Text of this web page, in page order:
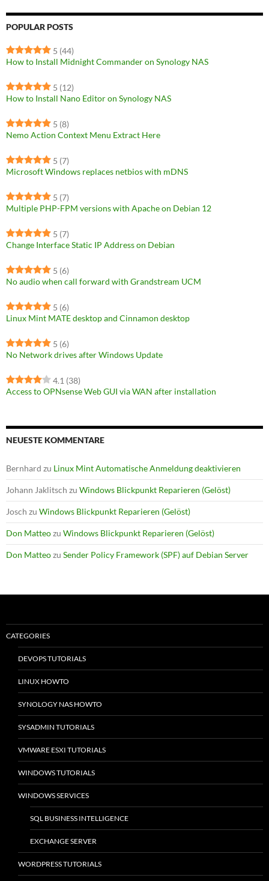
POPULAR POSTS
5 (44)
How to Install Midnight Commander on Synology NAS
5 (12)
How to Install Nano Editor on Synology NAS
5 (8)
Nemo Action Context Menu Extract Here
5 (7)
Microsoft Windows replaces netbios with mDNS
5 (7)
Multiple PHP-FPM versions with Apache on Debian 12
5 (7)
Change Interface Static IP Address on Debian
5 (6)
No audio when call forward with Grandstream UCM
5 (6)
Linux Mint MATE desktop and Cinnamon desktop
5 (6)
No Network drives after Windows Update
4.1 (38)
Access to OPNsense Web GUI via WAN after installation
NEUESTE KOMMENTARE
Bernhard zu Linux Mint Automatische Anmeldung deaktivieren
Johann Jaklitsch zu Windows Blickpunkt Reparieren (Gelöst)
Josch zu Windows Blickpunkt Reparieren (Gelöst)
Don Matteozu Windows Blickpunkt Reparieren (Gelöst)
Don Matteozu Sender Policy Framework (SPF) auf Debian Server
CATEGORIES
DEVOPS TUTORIALS
LINUX HOWTO
SYNOLOGY NAS HOWTO
SYSADMIN TUTORIALS
VMWARE ESXI TUTORIALS
WINDOWS TUTORIALS
WINDOWS SERVICES
SQL BUSINESS INTELLIGENCE
EXCHANGE SERVER
WORDPRESS TUTORIALS